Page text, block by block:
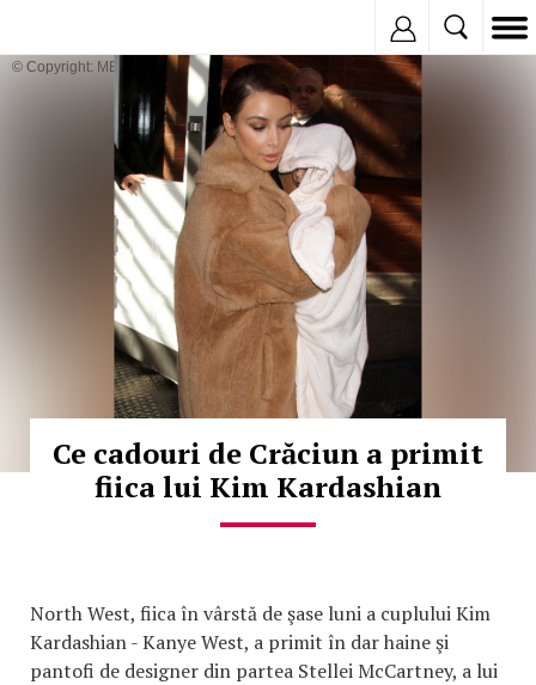
© Copyright: MEDIAFAX
Ce cadouri de Crăciun a primit
fiica lui Kim Kardashian
North West, fiica în vârstă de şase luni a cuplului Kim
Kardashian - Kanye West, a primit în dar haine şi
pantofi de designer din partea Stellei McCartney, a lui